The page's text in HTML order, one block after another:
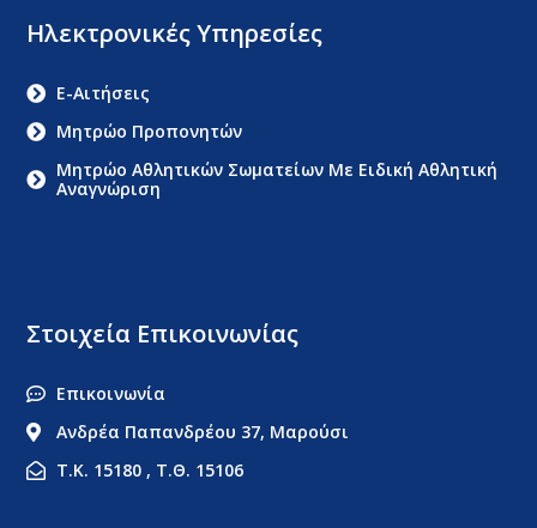
Στοιχεία Επικοινωνίας
Επικοινωνία
Ανδρέα Παπανδρέου 37, Μαρούσι
Τ.Κ. 15180 , Τ.Θ. 15106
Ηλεκτρονικές Υπηρεσίες
E-Αιτήσεις
Μητρώο Προπονητών
Μητρώο Αθλητικών Σωματείων Με Ειδική Αθλητική
Αναγνώριση